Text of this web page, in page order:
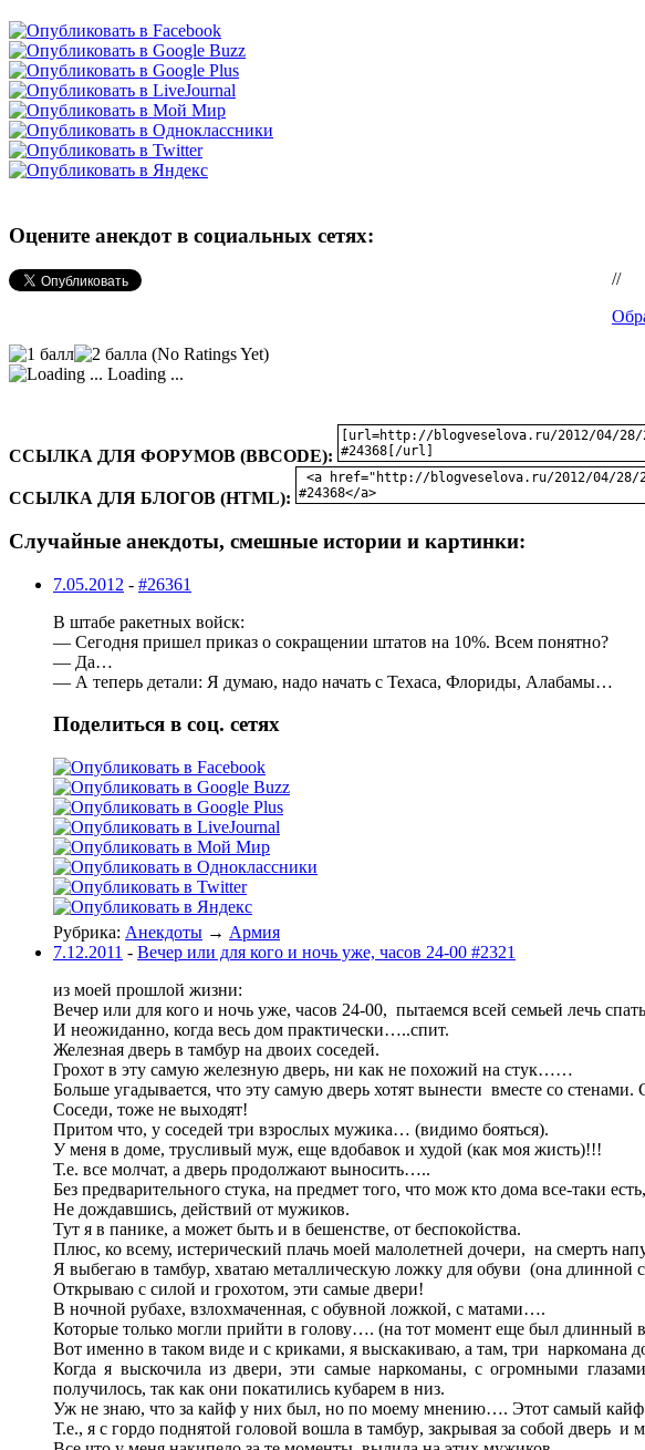
Оцените анекдот в социальных сетях:
//
(No Ratings Yet)
Loading ...
ССЫЛКА ДЛЯ ФОРУМОВ (BBCODE):
ССЫЛКА ДЛЯ БЛОГОВ (HTML):
Случайные анекдоты, смешные истории и картинки:
7.05.2012 - #26361
В штабе ракетных войск:
— Сегодня пришел приказ о сокращении штатов на 10%. Всем понятно?
— Да…
— А теперь детали: Я думаю, надо начать с Техаса, Флориды, Алабамы…
Поделиться в соц. сетях
Рубрика: Анекдоты → Армия
7.12.2011 - Вечер или для кого и ночь уже, часов 24-00 #2321
из моей прошлой жизни:
Вечер или для кого и ночь уже, часов 24-00, пытаемся всей семьей лечь
И неожиданно, когда весь дом практически…..спит.
Железная дверь в тамбур на двоих соседей.
Грохот в эту самую железную дверь, ни как не похожий на стук……
Больше угадывается, что эту самую дверь хотят вынести вместе со
Соседи, тоже не выходят!
Притом что, у соседей три взрослых мужика… (видимо бояться).
У меня в доме, трусливый муж, еще вдобавок и худой (как моя жисть)!!!
Т.е. все молчат, а дверь продолжают выносить…..
Без предварительного стука, на предмет того, что мож кто дома все-таки
Не дождавшись, действий от мужиков.
Тут я в панике, а может быть и в бешенстве, от беспокойства.
Плюс, ко всему, истерический плачь моей малолетней дочери, на смерть
Я выбегаю в тамбур, хватаю металлическую ложку для обуви (она длинной
Открываю с силой и грохотом, эти самые двери!
В ночной рубахе, взлохмаченная, с обувной ложкой, с матами….
Которые только могли прийти в голову…. (на тот момент еще был длинный
Вот именно в таком виде и с криками, я выскакиваю, а там, три наркомана
Когда я выскочила из двери, эти самые наркоманы, с огромными
получилось, так как они покатились кубарем в низ.
Уж не знаю, что за кайф у них был, но по моему мнению…. Этот самый
Т.е., я с гордо поднятой головой вошла в тамбур, закрывая за собой дверь